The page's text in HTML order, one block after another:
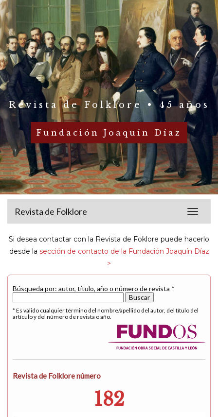
Revista de Folklore • 45 años
Fundación Joaquín Díaz
Toggle
Revista de Folklore
Si desea contactar con la Revista de Foklore puede hacerlo
desde la sección de contacto de la Fundación Joaquín Díaz
>
Búsqueda por: autor, título, año o número de revista *
* Es válido cualquier término del nombre/apellido del autor, del título del
artículo y del número de revista o año.
Revista de Folklore número
182